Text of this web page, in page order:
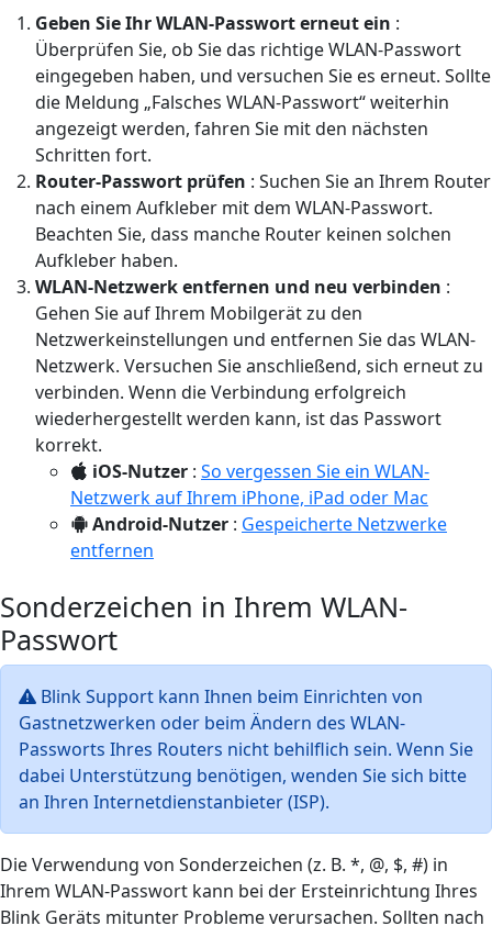
Geben Sie Ihr WLAN-Passwort erneut ein :
Überprüfen Sie, ob Sie das richtige WLAN-Passwort
eingegeben haben, und versuchen Sie es erneut. Sollte
die Meldung „Falsches WLAN-Passwort“ weiterhin
angezeigt werden, fahren Sie mit den nächsten
Schritten fort.
Router-Passwort prüfen : Suchen Sie an Ihrem Router
nach einem Aufkleber mit dem WLAN-Passwort.
Beachten Sie, dass manche Router keinen solchen
Aufkleber haben.
WLAN-Netzwerk entfernen und neu verbinden :
Gehen Sie auf Ihrem Mobilgerät zu den
Netzwerkeinstellungen und entfernen Sie das WLAN-
Netzwerk. Versuchen Sie anschließend, sich erneut zu
verbinden. Wenn die Verbindung erfolgreich
wiederhergestellt werden kann, ist das Passwort
korrekt.
iOS-Nutzer : So vergessen Sie ein WLAN-
Netzwerk auf Ihrem iPhone, iPad oder Mac
Android-Nutzer : Gespeicherte Netzwerke
entfernen
Sonderzeichen in Ihrem WLAN-
Passwort
Blink Support kann Ihnen beim Einrichten von
Gastnetzwerken oder beim Ändern des WLAN-
Passworts Ihres Routers nicht behilflich sein. Wenn Sie
dabei Unterstützung benötigen, wenden Sie sich bitte
an Ihren Internetdienstanbieter (ISP).
Die Verwendung von Sonderzeichen (z. B. *, @, $, #) in
Ihrem WLAN-Passwort kann bei der Ersteinrichtung Ihres
Blink Geräts mitunter Probleme verursachen. Sollten nach